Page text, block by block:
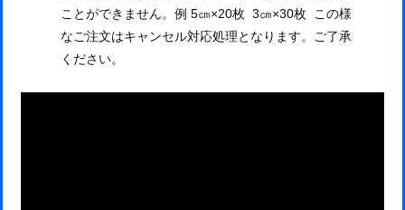
ことができません。例 5㎝×20枚 3㎝×30枚 この様
なご注文はキャンセル対応処理となります。ご了承
ください。